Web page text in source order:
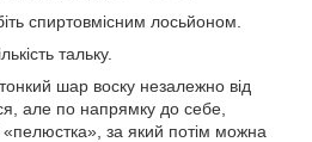
спиртовмісним лосьйоном.
тальку.
шар воску незалежно від
але по напрямку до себе,
за який потім можна